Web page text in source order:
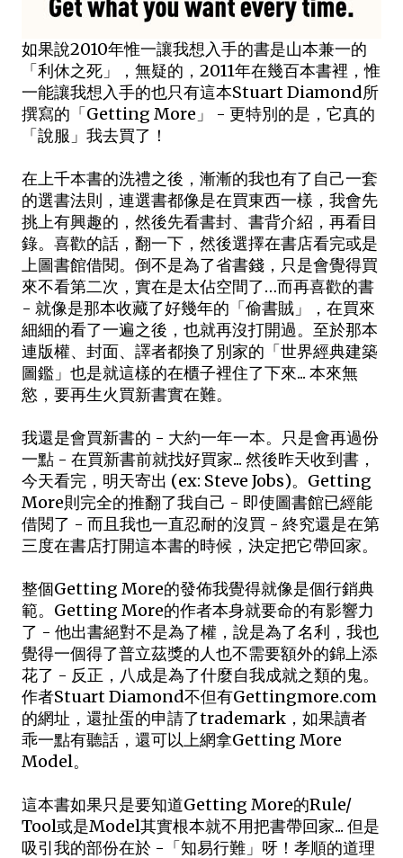
如果說2010年惟一讓我想入手的書是山本兼一的
「利休之死」，無疑的，2011年在幾百本書裡，惟
一能讓我想入手的也只有這本Stuart Diamond所
撰寫的「Getting More」 - 更特別的是，它真的
「說服」我去買了！
在上千本書的洗禮之後，漸漸的我也有了自己一套
的選書法則，連選書都像是在買東西一樣，我會先
挑上有興趣的，然後先看書封、書背介紹，再看目
錄。喜歡的話，翻一下，然後選擇在書店看完或是
上圖書館借閱。倒不是為了省書錢，只是會覺得買
來不看第二次，實在是太佔空間了…而再喜歡的書
- 就像是那本收藏了好幾年的「偷書賊」，在買來
細細的看了一遍之後，也就再沒打開過。至於那本
連版權、封面、譯者都換了別家的「世界經典建築
圖鑑」也是就這樣的在櫃子裡住了下來... 本來無
慾，要再生火買新書實在難。
我還是會買新書的 - 大約一年一本。只是會再過份
一點 - 在買新書前就找好買家... 然後昨天收到書，
今天看完，明天寄出 (ex: Steve Jobs)。Getting
More則完全的推翻了我自己 - 即使圖書館已經能
借閱了 - 而且我也一直忍耐的沒買 - 終究還是在第
三度在書店打開這本書的時候，決定把它帶回家。
整個Getting More的發佈我覺得就像是個行銷典
範。Getting More的作者本身就要命的有影響力
了 - 他出書絕對不是為了權，說是為了名利，我也
覺得一個得了普立茲獎的人也不需要額外的錦上添
花了 - 反正，八成是為了什麼自我成就之類的鬼。
作者Stuart Diamond不但有Gettingmore.com
的網址，還扯蛋的申請了trademark，如果讀者
乖一點有聽話，還可以上網拿Getting More
Model。
這本書如果只是要知道Getting More的Rule/
Tool或是Model其實根本就不用把書帶回家... 但是
吸引我的部份在於 -「知易行難」呀！孝順的道理